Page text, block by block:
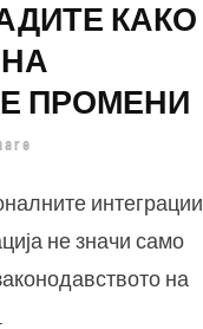
КАКО
ПРОМЕНИ
интеграции,
не значи само
на